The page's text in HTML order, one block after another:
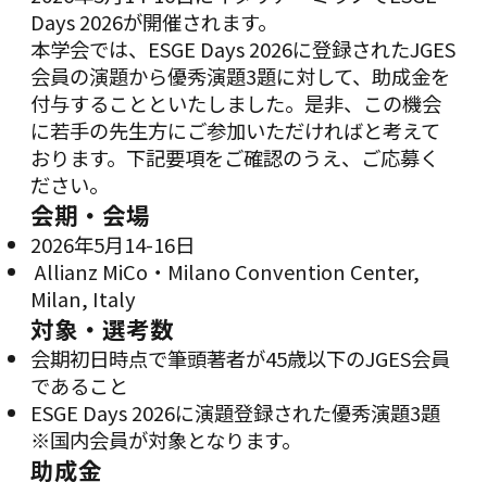
Days 2026が開催されます。
本学会では、ESGE Days 2026に登録されたJGES
会員の演題から優秀演題3題に対して、助成金を
付与することといたしました。是非、この機会
に若手の先生方にご参加いただければと考えて
おります。下記要項をご確認のうえ、ご応募く
ださい。
会期・会場
2026年5月14-16日
Allianz MiCo・Milano Convention Center,
Milan, Italy
対象・選考数
会期初日時点で筆頭著者が45歳以下のJGES会員
であること
ESGE Days 2026に演題登録された優秀演題3題
※国内会員が対象となります。
助成金